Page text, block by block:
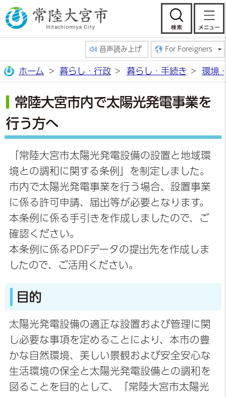
常陸大宮市公
検
音声読み上げ For Foreigners
ホーム 暮らし・行政 暮らし・手続き 環境
常陸大宮市内で太陽光発電事業を
行う方へ
「常陸大宮市太陽光発電設備の設置と地域環
境との調和に関する条例」を制定しました。
市内で太陽光発電事業を行う場合、設置事業
に係る許可申請、届出等が必要となります。
本条例に係る手引きを作成しましたので、ご
確認ください。
本条例に係るPDFデータの提出先を作成しま
したので、ご活用ください。
目的
太陽光発電設備の適正な設置および管理に関
し必要な事項を定めることにより、本市の豊
かな自然環境、美しい景観および安全安心な
生活環境の保全と太陽光発電設備との調和を
図ることを目的として、「常陸大宮市太陽光